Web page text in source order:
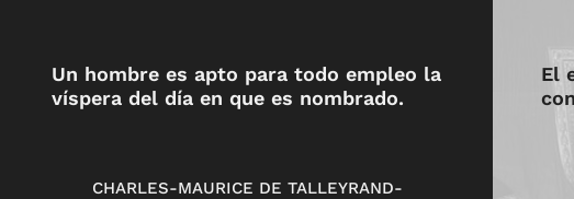
Un hombre es apto para todo empleo la
víspera del día en que es nombrado.
CHARLES-MAURICE DE TALLEYRAND-
El